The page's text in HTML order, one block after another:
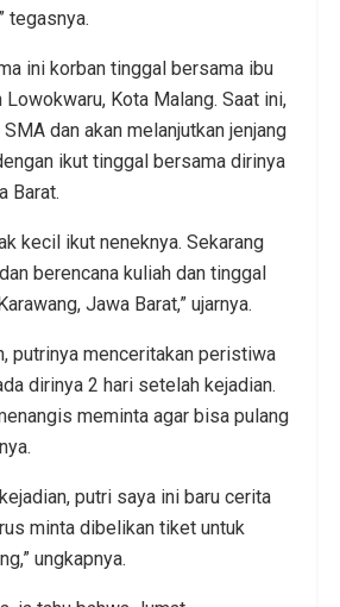
tegasnya.
ini korban tinggal bersama ibu
Kota Malang. Saat ini,
dan akan melanjutkan jenjang
ikut tinggal bersama dirinya
Barat.
kecil ikut neneknya. Sekarang
berencana kuliah dan tinggal
Jawa Barat,” ujarnya.
putrinya menceritakan peristiwa
dirinya 2 hari setelah kejadian.
meminta agar bisa pulang
putri saya ini baru cerita
minta dibelikan tiket untuk
ungkapnya.